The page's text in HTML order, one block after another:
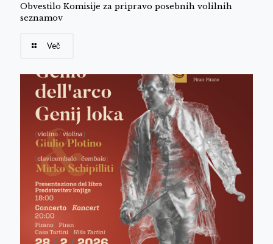
Obvestilo Komisije za pripravo posebnih volilnih
seznamov
Več